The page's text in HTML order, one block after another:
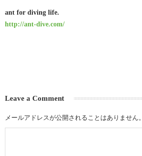
ant for diving life.
http://ant-dive.com/
Leave a Comment
メールアドレスが公開されることはありません。